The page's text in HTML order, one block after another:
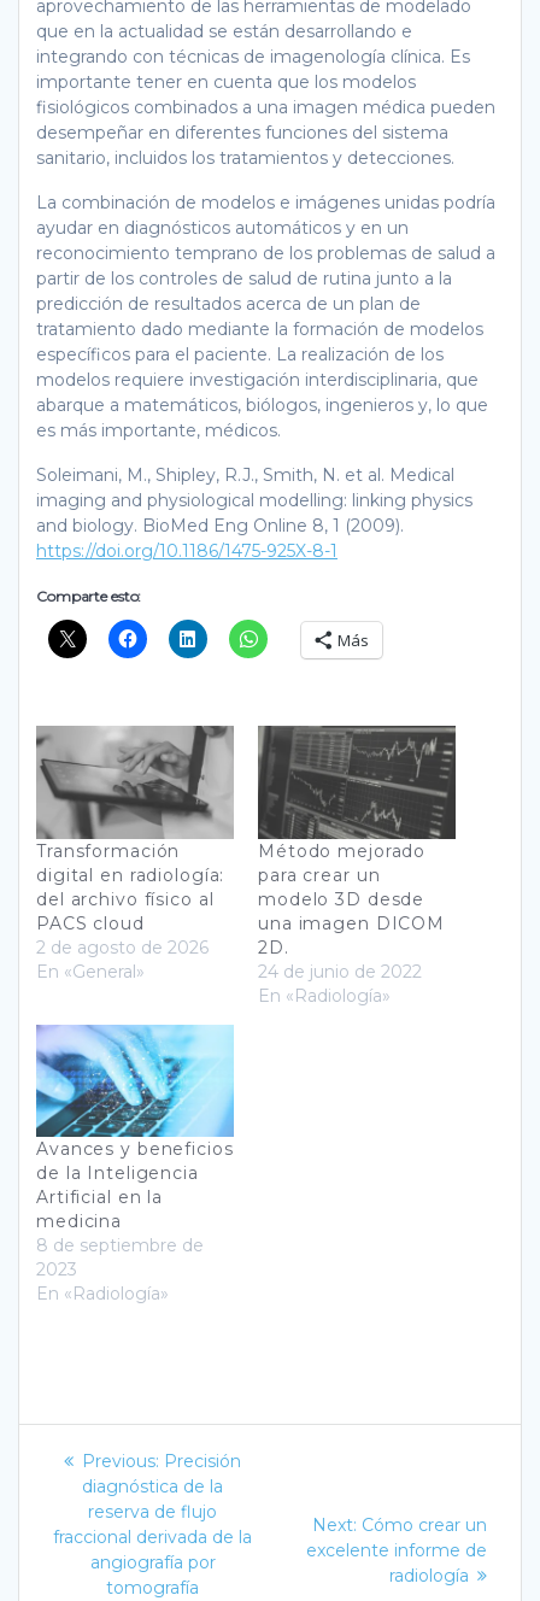
aprovechamiento de las herramientas de modelado
que en la actualidad se están desarrollando e
integrando con técnicas de imagenología clínica. Es
importante tener en cuenta que los modelos
fisiológicos combinados a una imagen médica pueden
desempeñar en diferentes funciones del sistema
sanitario, incluidos los tratamientos y detecciones.
La combinación de modelos e imágenes unidas podría
ayudar en diagnósticos automáticos y en un
reconocimiento temprano de los problemas de salud a
partir de los controles de salud de rutina junto a la
predicción de resultados acerca de un plan de
tratamiento dado mediante la formación de modelos
específicos para el paciente. La realización de los
modelos requiere investigación interdisciplinaria, que
abarque a matemáticos, biólogos, ingenieros y, lo que
es más importante, médicos.
Soleimani, M., Shipley, R.J., Smith, N. et al. Medical
imaging and physiological modelling: linking physics
and biology. BioMed Eng Online 8, 1 (2009).
https://doi.org/10.1186/1475-925X-8-1
Comparte esto:
Más
Transformación
digital en radiología:
del archivo físico al
PACS cloud
2 de agosto de 2026
En «General»
Método mejorado
para crear un
modelo 3D desde
una imagen DICOM
2D.
24 de junio de 2022
En «Radiología»
Avances y beneficios
de la Inteligencia
Artificial en la
medicina
8 de septiembre de
2023
En «Radiología»
Navegación
entradas
Previous: Previous
post:
Precisión
diagnóstica de la
reserva de flujo
fraccional derivada de la
angiografía por
tomografía
Next: Next
post:
Cómo crear un
excelente informe de
radiología